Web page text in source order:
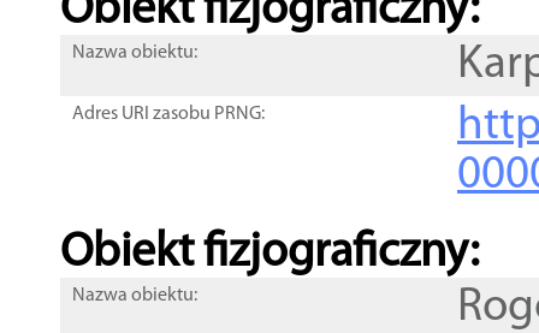
Obiekt fizjograficzny:
Nazwa obiektu:
Adres URI zasobu PRNG:
Obiekt fizjograficzny:
Nazwa obiektu: